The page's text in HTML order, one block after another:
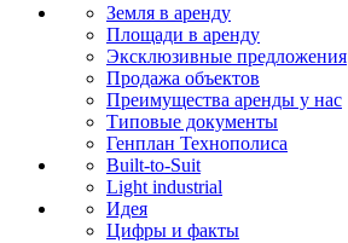
Земля в аренду
Площади в аренду
Эксклюзивные предложения
Продажа объектов
Преимущества аренды у нас
Типовые документы
Генплан Технополиса
Built-to-Suit
Light industrial
Идея
Цифры и факты